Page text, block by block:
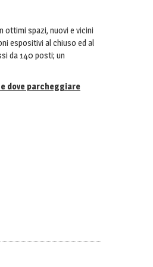
ottimi spazi, nuovi e vicini
espositivi al chiuso ed al
da 140 posti; un
dove parcheggiare